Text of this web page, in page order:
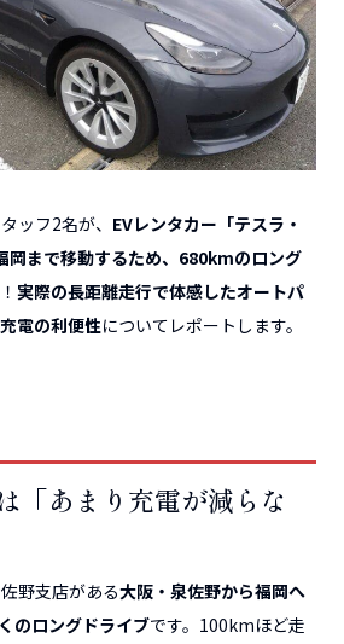
ッフ2名が、 EVレンタカー「テスラ・
岡まで移動するため、680kmのロング
実際の長距離走行で体感したオートパ
電の利便性についてレポートします。
「あまり充電が減らな
野支店がある大阪・泉佐野から福岡へ
のロングドライブです。100kmほど走